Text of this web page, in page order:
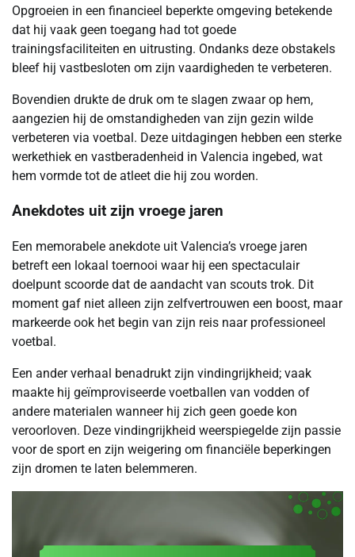
Opgroeien in een financieel beperkte omgeving betekende
dat hij vaak geen toegang had tot goede
trainingsfaciliteiten en uitrusting. Ondanks deze obstakels
bleef hij vastbesloten om zijn vaardigheden te verbeteren.
Bovendien drukte de druk om te slagen zwaar op hem,
aangezien hij de omstandigheden van zijn gezin wilde
verbeteren via voetbal. Deze uitdagingen hebben een sterke
werkethiek en vastberadenheid in Valencia ingebed, wat
hem vormde tot de atleet die hij zou worden.
Anekdotes uit zijn vroege jaren
Een memorabele anekdote uit Valencia’s vroege jaren
betreft een lokaal toernooi waar hij een spectaculair
doelpunt scoorde dat de aandacht van scouts trok. Dit
moment gaf niet alleen zijn zelfvertrouwen een boost, maar
markeerde ook het begin van zijn reis naar professioneel
voetbal.
Een ander verhaal benadrukt zijn vindingrijkheid; vaak
maakte hij geïmproviseerde voetballen van vodden of
andere materialen wanneer hij zich geen goede kon
veroorloven. Deze vindingrijkheid weerspiegelde zijn passie
voor de sport en zijn weigering om financiële beperkingen
zijn dromen te laten belemmeren.